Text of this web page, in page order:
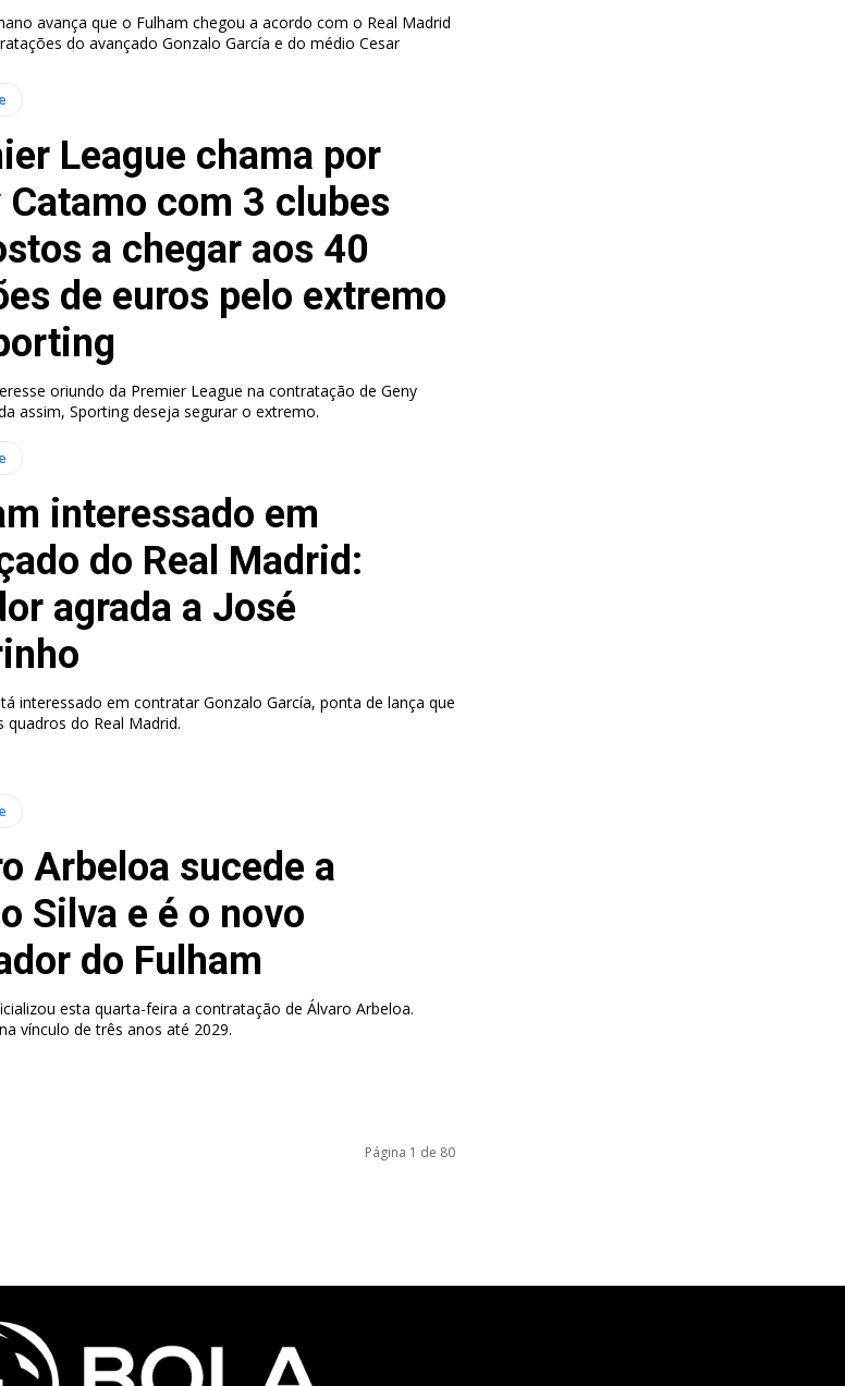
avança que o Fulham chegou a acordo com o Real Madrid
do avançado Gonzalo García e do médio Cesar
League chama por
Catamo com 3 clubes
a chegar aos 40
de euros pelo extremo
oriundo da Premier League na contratação de Geny
assim, Sporting deseja segurar o extremo.
interessado em
do Real Madrid:
agrada a José
interessado em contratar Gonzalo García, ponta de lança que
quadros do Real Madrid.
Arbeloa sucede a
Silva e é o novo
do Fulham
esta quarta-feira a contratação de Álvaro Arbeloa.
vínculo de três anos até 2029.
Página 1 de 80